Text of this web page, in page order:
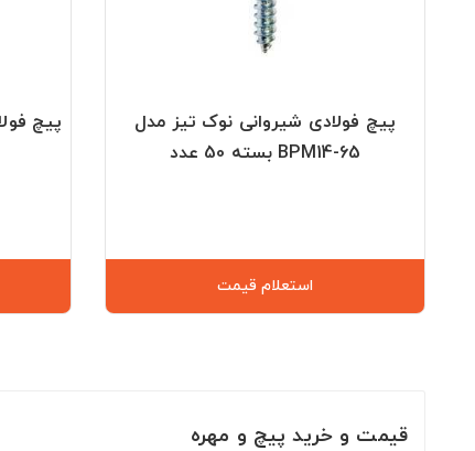
پیچ فولادی شیروانی نوک تیز مدل
BPM14-65 بسته 50 عدد
استعلام قیمت
قیمت و خرید پیچ و مهره